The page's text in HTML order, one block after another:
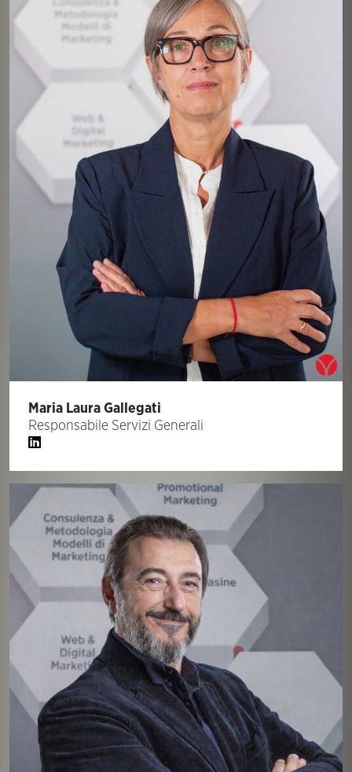
Maria Laura Gallegati
Responsabile Servizi Generali